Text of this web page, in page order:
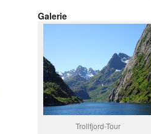
Galerie
Trollfjord-Tour